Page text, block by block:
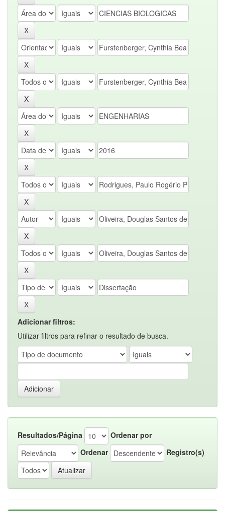
Adicionar filtros:
Utilizar filtros para refinar o resultado de busca.
Resultados/Página
Ordenar por
Ordenar
Registro(s)